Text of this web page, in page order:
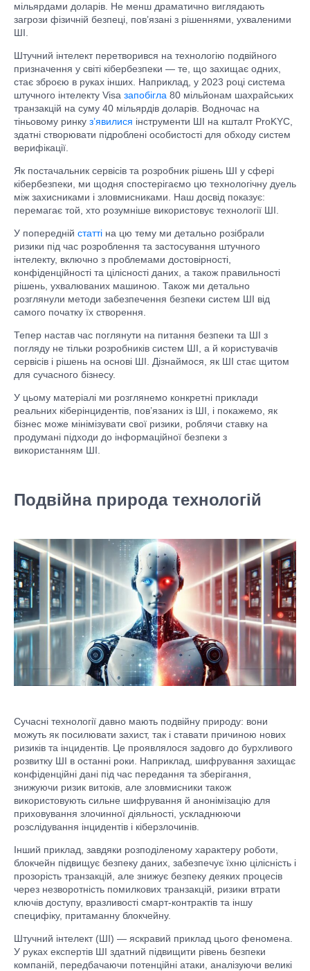
мільярдами доларів. Не менш драматично виглядають
загрози фізичній безпеці, пов’язані з рішеннями, ухваленими
ШІ.
Штучний інтелект перетворився на технологію подвійного
призначення у світі кібербезпеки — те, що захищає одних,
стає зброєю в руках інших. Наприклад, у 2023 році система
штучного інтелекту Visa запобігла 80 мільйонам шахрайських
транзакцій на суму 40 мільярдів доларів. Водночас на
тіньовому ринку з’явилися інструменти ШІ на кшталт ProKYC,
здатні створювати підроблені особистості для обходу систем
верифікації.
Як постачальник сервісів та розробник рішень ШІ у сфері
кібербезпеки, ми щодня спостерігаємо цю технологічну дуель
між захисниками і зловмисниками. Наш досвід показує:
перемагає той, хто розумніше використовує технології ШІ.
У попередній статті на цю тему ми детально розібрали
ризики під час розроблення та застосування штучного
інтелекту, включно з проблемами достовірності,
конфіденційності та цілісності даних, а також правильності
рішень, ухвалюваних машиною. Також ми детально
розглянули методи забезпечення безпеки систем ШІ від
самого початку їх створення.
Тепер настав час поглянути на питання безпеки та ШІ з
погляду не тільки розробників систем ШІ, а й користувачів
сервісів і рішень на основі ШІ. Дізнаймося, як ШІ стає щитом
для сучасного бізнесу.
У цьому матеріалі ми розглянемо конкретні приклади
реальних кіберінцидентів, пов’язаних із ШІ, і покажемо, як
бізнес може мінімізувати свої ризики, роблячи ставку на
продумані підходи до інформаційної безпеки з
використанням ШІ.
Подвійна природа технологій
Сучасні технології давно мають подвійну природу: вони
можуть як посилювати захист, так і ставати причиною нових
ризиків та інцидентів. Це проявлялося задовго до бурхливого
розвитку ШІ в останні роки. Наприклад, шифрування захищає
конфіденційні дані під час передання та зберігання,
знижуючи ризик витоків, але зловмисники також
використовують сильне шифрування й анонімізацію для
приховування злочинної діяльності, ускладнюючи
розслідування інцидентів і кіберзлочинів.
Інший приклад, завдяки розподіленому характеру роботи,
блокчейн підвищує безпеку даних, забезпечує їхню цілісність і
прозорість транзакцій, але знижує безпеку деяких процесів
через незворотність помилкових транзакцій, ризики втрати
ключів доступу, вразливості смарт-контрактів та іншу
специфіку, притаманну блокчейну.
Штучний інтелект (ШІ) — яскравий приклад цього феномена.
У руках експертів ШІ здатний підвищити рівень безпеки
компаній, передбачаючи потенційні атаки, аналізуючи великі